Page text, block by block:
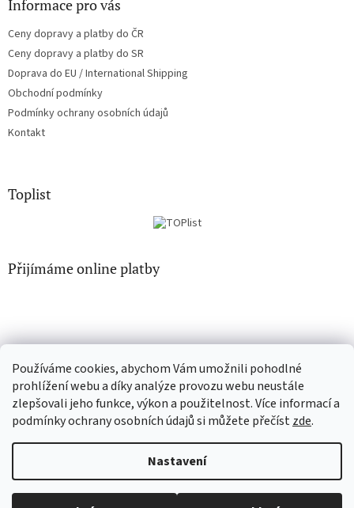
Používáme cookies, abychom Vám umožnili pohodlné
prohlížení webu a díky analýze provozu webu neustále
zlepšovali jeho funkce, výkon a použitelnost. Více informací a
podmínky ochrany osobních údajů si můžete přečístzde.
Nastavení
Informace pro vás
Ceny dopravy a platby do ČR
Ceny dopravy a platby do SR
Doprava do EU / International Shipping
Obchodní podmínky
Podmínky ochrany osobních údajů
Kontakt
Toplist
Přijímáme online platby
CD-hudba.cz EN-filmy.cz
Vytvořil Shoptet
Copyright 2026CD-Soundtrack.cz. Všechna práva vyhrazena.